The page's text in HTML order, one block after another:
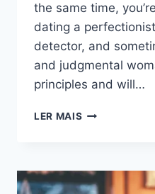
the same time,
dating a
detector, and
and judgmental
principles and will…
LER MAIS
UMA
MULHER